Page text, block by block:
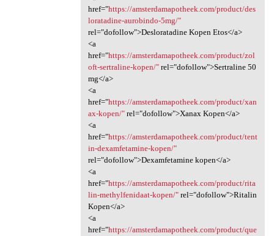
href="https://amsterdamapotheek.com/product/des
loratadine-aurobindo-5mg/"
rel="dofollow">Desloratadine Kopen Etos</a>
<a
href="https://amsterdamapotheek.com/product/zol
oft-sertraline-kopen/"rel="dofollow">Sertraline 50
mg</a>
<a
href="https://amsterdamapotheek.com/product/xan
ax-kopen/"rel="dofollow">Xanax Kopen</a>
<a
href="https://amsterdamapotheek.com/product/tent
in-dexamfetamine-kopen/"
rel="dofollow">Dexamfetamine kopen</a>
<a
href="https://amsterdamapotheek.com/product/rita
lin-methylfenidaat-kopen/"rel="dofollow">Ritalin
Kopen</a>
<a
href="https://amsterdamapotheek.com/product/que